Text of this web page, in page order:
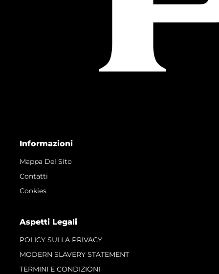
Informazioni
Mappa Del Sito
Contatti
Cookies
Aspetti Legali
POLICY SULLA PRIVACY
MODERN SLAVERY STATEMENT
TERMINI E CONDIZIONI